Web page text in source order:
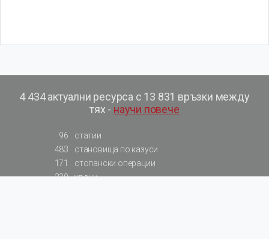
4 434 актуални ресурса с 13 831 връзки между
тях - научи повече
96
статии
483
становища по казуси
171
стопански операции
230
уроци